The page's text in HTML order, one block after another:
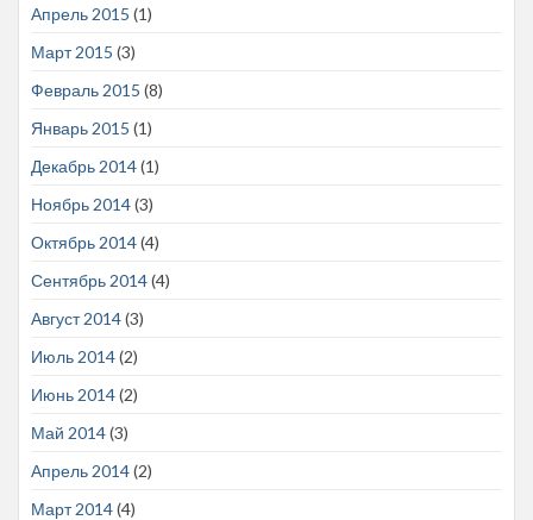
Апрель 2015 (1)
Март 2015 (3)
Февраль 2015 (8)
Январь 2015 (1)
Декабрь 2014(1)
Ноябрь 2014(3)
Октябрь 2014(4)
Сентябрь 2014(4)
Август 2014(3)
Июль 2014(2)
Июнь 2014(2)
Май 2014(3)
Апрель 2014(2)
Март 2014(4)